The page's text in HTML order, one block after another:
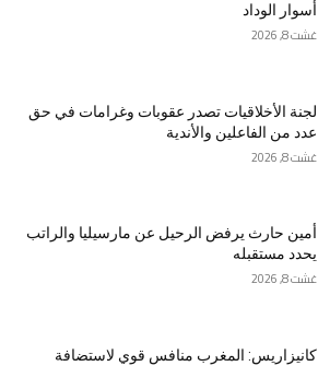
أسوار الوداد
غشت 8, 2026
لجنة الأخلاقيات تصدر عقوبات وغرامات في حق
عدد من الفاعلين والأندية
غشت 8, 2026
أمين حارث يرفض الرحيل عن مارسيليا والراتب
يحدد مستقبله
غشت 8, 2026
كانيزاريس: المغرب منافس قوي لاستضافة